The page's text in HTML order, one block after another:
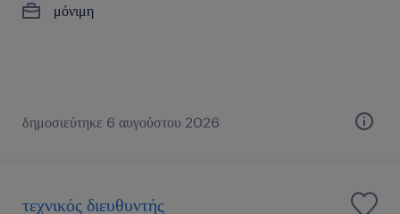
μόνιμη
δημοσιεύτηκε 6 αυγούστου 2026
τεχνικός διευθυντής